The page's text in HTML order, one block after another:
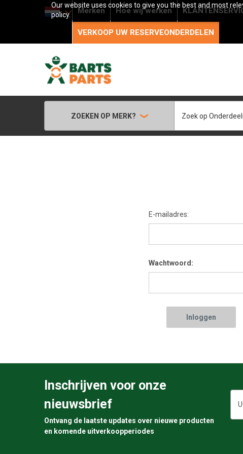
Our website uses cookies to give you the best and most
policy.
Merken Hoe wij werken
VERKOOP UW RESERVEONDERDELEN
ZOEKEN OP MERK?
E-mailadres:
Wachtwoord:
Inschrijven voor onze
nieuwsbrief
Ontvang de laatste updates over nieuwe producten
en komende uitverkoopperiodes